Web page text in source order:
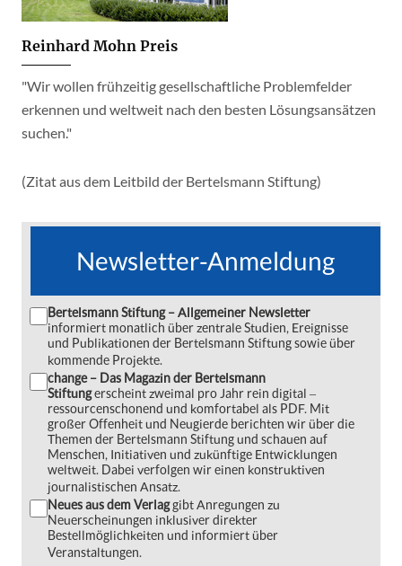
Reinhard Mohn Preis
"Wir wollen frühzeitig gesellschaftliche Problemfelder
erkennen und weltweit nach den besten Lösungsansätzen
suchen."
(Zitat aus dem Leitbild der Bertelsmann Stiftung)
Newsletter-Anmeldung
Bertelsmann Stiftung – Allgemeiner Newsletter
informiert monatlich über zentrale Studien, Ereignisse
und Publikationen der Bertelsmann Stiftung sowie über
kommende Projekte.
change – Das Magazin der Bertelsmann
Stiftungerscheint zweimal pro Jahr rein digital ‒
ressourcenschonend und komfortabel als PDF. Mit
großer Offenheit und Neugierde berichten wir über die
Themen der Bertelsmann Stiftung und schauen auf
Menschen, Initiativen und zukünftige Entwicklungen
weltweit. Dabei verfolgen wir einen konstruktiven
journalistischen Ansatz.
Neues aus dem Verlaggibt Anregungen zu
Neuerscheinungen inklusiver direkter
Bestellmöglichkeiten und informiert über
Veranstaltungen.